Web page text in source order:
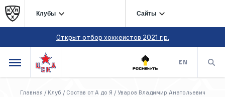
Клубы Сайты
Открыт отбор хоккеистов 2021 г.р.
EN
Главная / Клуб / Состав от А до Я / Уваров Владимир Анатольевич